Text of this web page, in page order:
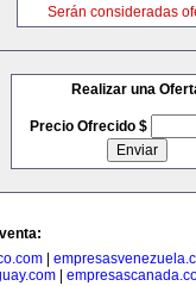
Serán consideradas
Realizar una
Precio Ofrecido $
|